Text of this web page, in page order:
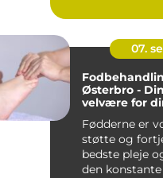
07.
Østerbro -
velvære for
Fødderne er
støtte og
bedste pleje
den konstante